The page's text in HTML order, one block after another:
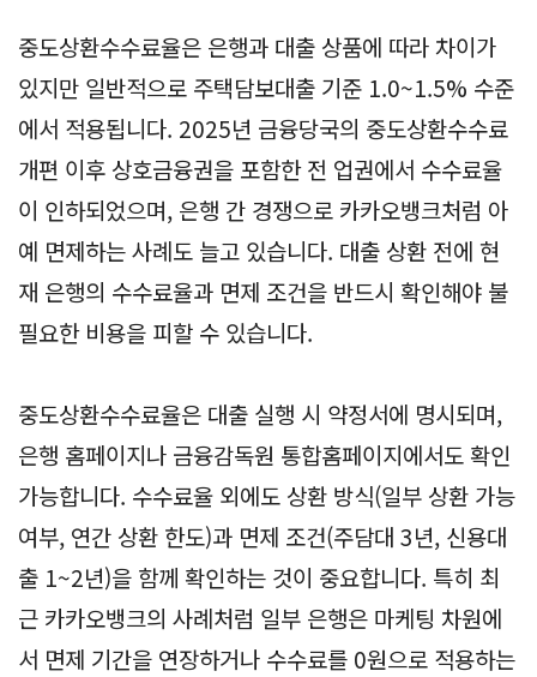
중도상환수수료율은 은행과 대출 상품에 따라 차이가
있지만 일반적으로 주택담보대출 기준 1.0~1.5% 수준
에서 적용됩니다. 2025년 금융당국의 중도상환수수료
개편 이후 상호금융권을 포함한 전 업권에서 수수료율
이 인하되었으며, 은행 간 경쟁으로 카카오뱅크처럼 아
예 면제하는 사례도 늘고 있습니다. 대출 상환 전에 현
재 은행의 수수료율과 면제 조건을 반드시 확인해야 불
필요한 비용을 피할 수 있습니다.
중도상환수수료율은 대출 실행 시 약정서에 명시되며,
은행 홈페이지나 금융감독원 통합홈페이지에서도 확인
가능합니다. 수수료율 외에도 상환 방식(일부 상환 가능
여부, 연간 상환 한도)과 면제 조건(주담대 3년, 신용대
출 1~2년)을 함께 확인하는 것이 중요합니다. 특히 최
근 카카오뱅크의 사례처럼 일부 은행은 마케팅 차원에
서 면제 기간을 연장하거나 수수료를 0원으로 적용하는